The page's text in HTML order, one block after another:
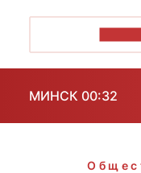
МИНСК 00:32